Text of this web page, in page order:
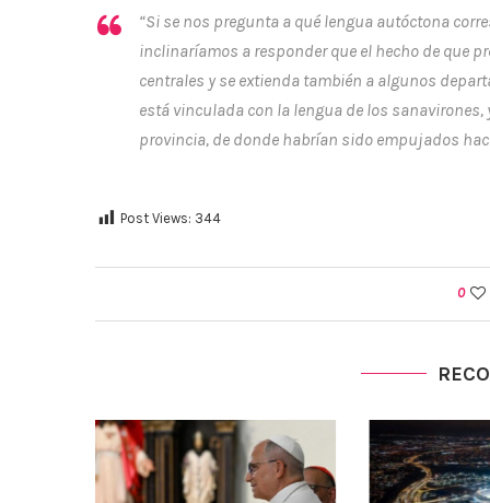
“Si se nos pregunta a qué lengua autóctona
inclinaríamos a responder que el hecho de que
centrales y se extienda también a algunos
está vinculada con la lengua de los
provincia, de donde habrían sido empujados
Post Views: 344
0